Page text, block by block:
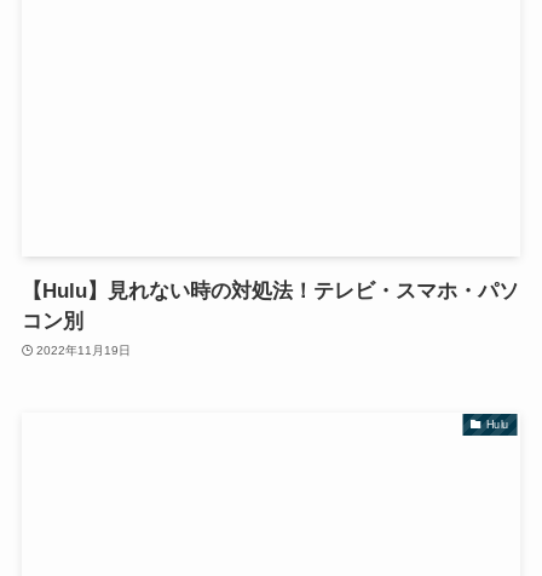
【Hulu】見れない時の対処法！テレビ・スマホ・パソ
コン別
2022年11月19日
Hulu